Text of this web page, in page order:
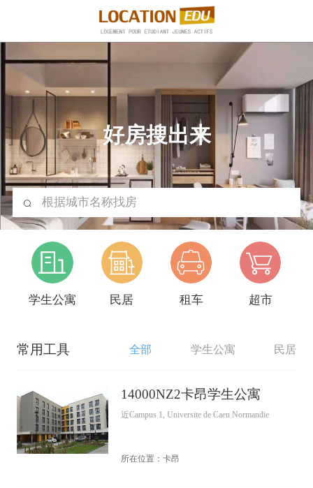
好房搜出来
根据城市名称找房
学生公寓 民居 租车 超市
常用工具 全部 学生公寓 民居
14000NZ2卡昂学生公寓
近Campus 1, Universite de Caen Normandie
所在位置：卡昂